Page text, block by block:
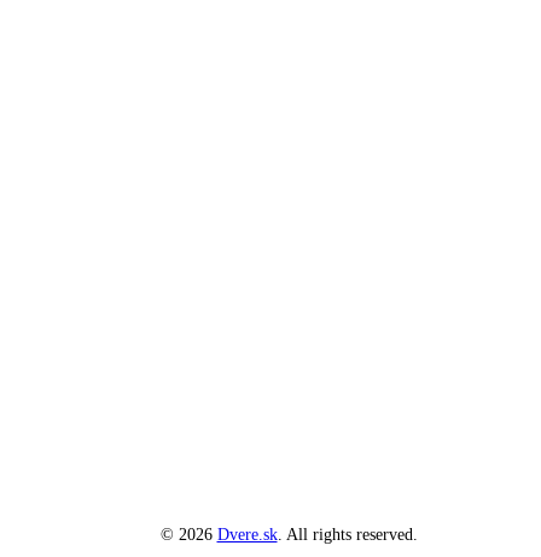
© 2026 Dvere.sk. All rights reserved.